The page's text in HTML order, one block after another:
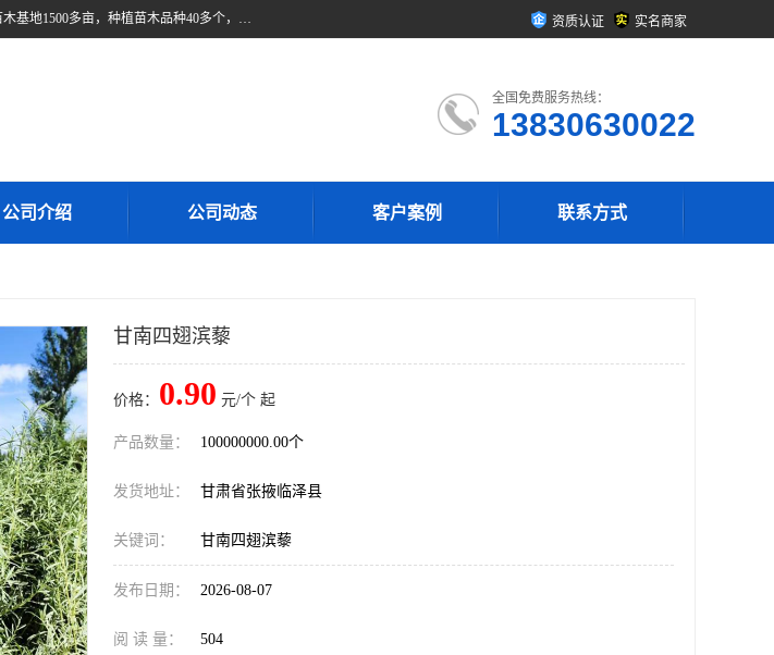
甘肃广恒源苗木农民合作社位于甘肃省临泽县，是一家从事苗木种植与销售的农民合作组织，合作社拥有苗木基地1500多亩，种植苗木品种40多个，年产各类苗木2000多万株。主营：白刺苗、红柳苗、梭梭苗等，我们以“种植一流的苗子，诚信经营”的经营理念，竭诚为每一位客户做优质的服务，欢迎来电咨询！ 资质认证 实名商家
全国免费服务热线：
13830630022
公司介绍 公司动态 客户案例 联系方式
甘南四翅滨藜
价格： 0.90 元/个 起
产品数量： 100000000.00个
发货地址： 甘肃省张掖临泽县
关键词： 甘南四翅滨藜
发布日期： 2026-08-07
阅 读 量： 504